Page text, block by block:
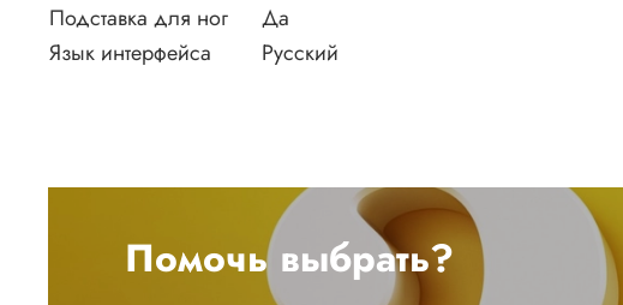
Подставка для ног
Да
Язык интерфейса
Русский
Помочь выбрать?